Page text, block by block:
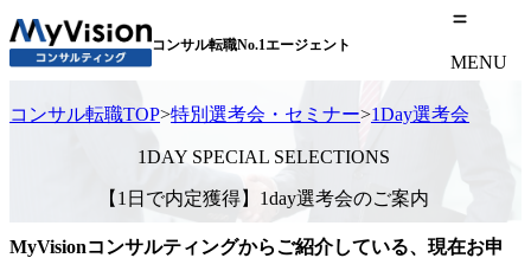
コンサル転職No.1エージェント
MENU
コンサル転職TOP>特別選考会・セミナー>1Day選考会
1DAY SPECIAL SELECTIONS
【1日で内定獲得】1day選考会のご案内
MyVisionコンサルティングからご紹介している、現在お申